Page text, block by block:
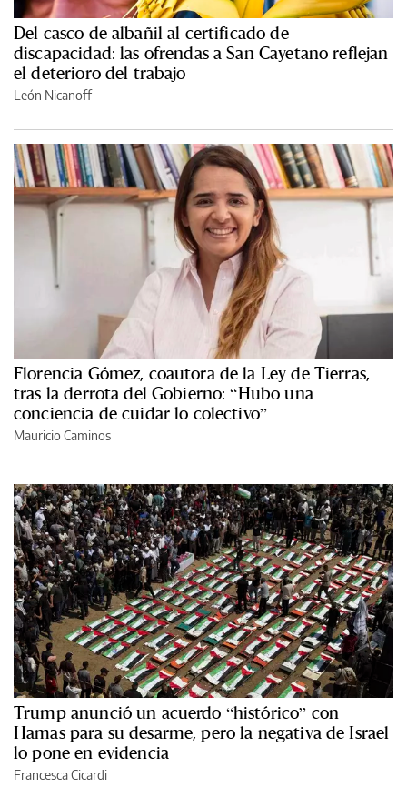
Del casco de albañil al certificado de
discapacidad: las ofrendas a San Cayetano reflejan
el deterioro del trabajo
León Nicanoff
Florencia Gómez, coautora de la Ley de Tierras,
tras la derrota del Gobierno: “Hubo una
conciencia de cuidar lo colectivo”
Mauricio Caminos
Trump anunció un acuerdo “histórico” con
Hamas para su desarme, pero la negativa de Israel
lo pone en evidencia
Francesca Cicardi